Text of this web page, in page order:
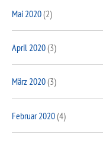
Mai 2020(2)
April 2020(3)
März 2020(3)
Februar 2020(4)